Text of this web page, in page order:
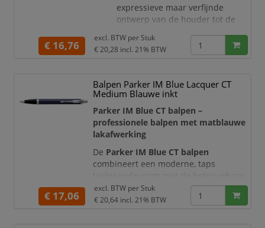
expressieve maar verfijnde
ontwerp van de houder tot de
knop, waarvan de glans de look
afmaakt.
een 7% grotere doorsnede en
lengte, voor een verhoogd
Compatibel met balpenvulling of
gelvulling. De pen wordt geleverd
in een Parker geschenkdoos.
€ 16,76
excl. BTW per Stuk
€ 20,28 incl. 21% BTW
Balpen Parker IM Blue Lacquer CT
Medium Blauwe inkt
Parker IM Blue CT balpen –
professionele balpen met matblauwe
lakafwerking
De Parker IM Blue CT balpen
combineert een moderne, taps
schrijfkwaliteit van Parker. De metalen
houder is afgewerkt met een klassieke
€ 17,06
excl. BTW per Stuk
€ 20,64 incl. 21% BTW